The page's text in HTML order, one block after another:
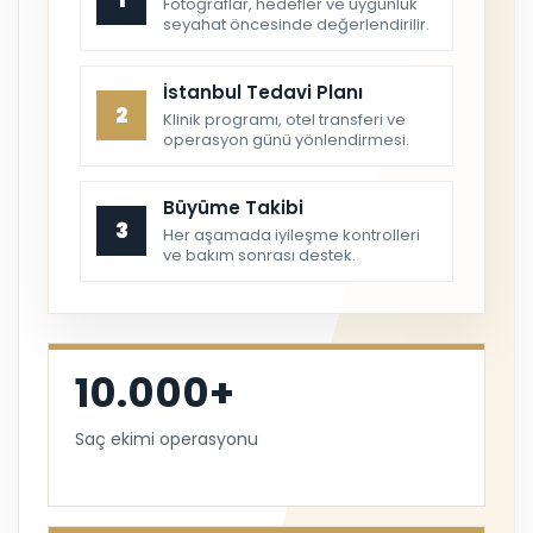
seyahat öncesinde değerlendirilir.
2
İstanbul Tedavi Planı
Klinik programı, otel transferi ve
operasyon günü yönlendirmesi.
3
Büyüme Takibi
Her aşamada iyileşme kontrolleri
ve bakım sonrası destek.
10.000+
Saç ekimi operasyonu